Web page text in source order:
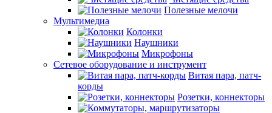
Полезные мелочи
Мультимедиа
Колонки
Наушники
Микрофоны
Сетевое оборудование и инструмент
Витая пара, патч-
корды
Розетки, коннекторы